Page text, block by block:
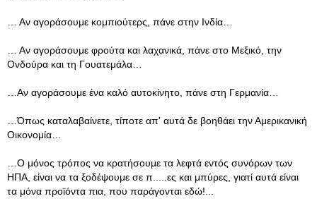
… Αν αγοράσουμε κομπιούτερς, πάνε στην Ινδία…
… Αν αγοράσουμε φρούτα και λαχανικά, πάνε στο Μεξικό, την
Ονδούρα και τη Γουατεμάλα…
…Αν αγοράσουμε ένα καλό αυτοκίνητο, πάνε στη Γερμανία…
…Όπως καταλαβαίνετε, τίποτε απ' αυτά δε βοηθάει την Αμερικανική
Οικονομία…
…Ο μόνος τρόπος να κρατήσουμε τα λεφτά εντός συνόρων των
ΗΠΑ, είναι να τα ξοδέψουμε σε π.....ες και μπύρες, γιατί αυτά είναι
τα μόνα προϊόντα πια, που παράγονται εδώ!...